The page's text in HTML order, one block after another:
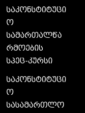
საკონსტიტუცი
ო
სამართალწა
რმოების
სპეც-კურსი
საკონსტიტუცი
ო
სასამართლო